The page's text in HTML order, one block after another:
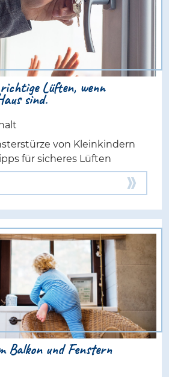
Lüften, wenn
sind.
von Kleinkindern
für sicheres Lüften
Balkon und Fenstern